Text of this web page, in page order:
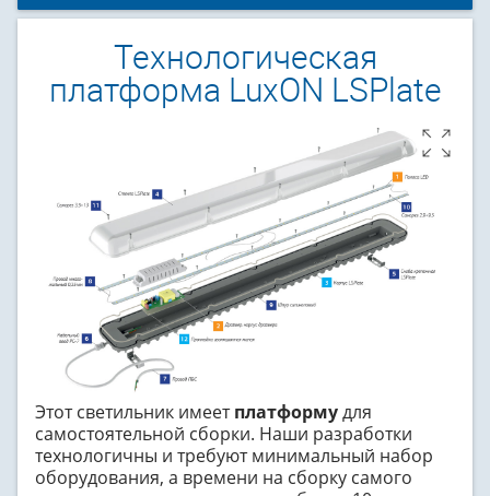
Технологическая
платформа LuxON LSPlate
Этот светильник имеетплатформудля
самостоятельной сборки. Наши разработки
технологичны и требуют минимальный набор
оборудования, а времени на сборку самого